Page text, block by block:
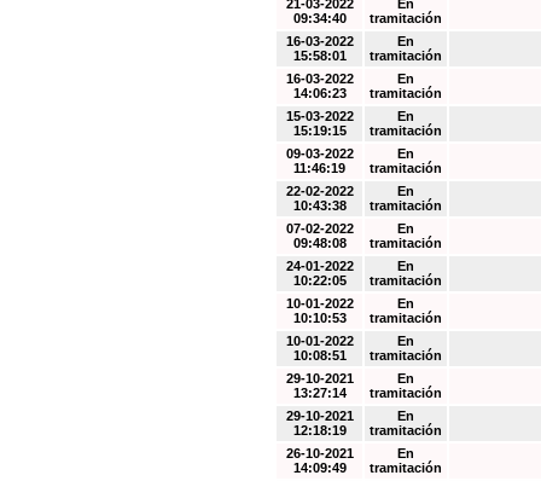
21-03-2022
09:34:40
En
tramitación
16-03-2022
15:58:01
En
tramitación
16-03-2022
14:06:23
En
tramitación
15-03-2022
15:19:15
En
tramitación
09-03-2022
11:46:19
En
tramitación
22-02-2022
10:43:38
En
tramitación
07-02-2022
09:48:08
En
tramitación
24-01-2022
10:22:05
En
tramitación
10-01-2022
10:10:53
En
tramitación
10-01-2022
10:08:51
En
tramitación
29-10-2021
13:27:14
En
tramitación
29-10-2021
12:18:19
En
tramitación
26-10-2021
14:09:49
En
tramitación